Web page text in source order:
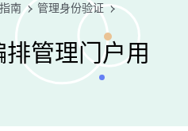
南
管理身份验证
管理门户用